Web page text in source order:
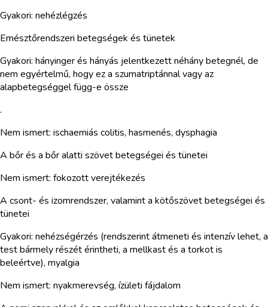
Gyakori: nehézlégzés
Emésztőrendszeri betegségek és tünetek
Gyakori: hányinger és hányás jelentkezett néhány betegnél, de
nem egyértelmű, hogy ez a szumatriptánnal vagy az
alapbetegséggel függ-e össze
.
Nem ismert: ischaemiás colitis, hasmenés, dysphagia
A bőr és a bőr alatti szövet betegségei és tünetei
Nem ismert: fokozott verejtékezés
A csont- és izomrendszer, valamint a kötőszövet betegségei és
tünetei
Gyakori: nehézségérzés (rendszerint átmeneti és intenzív lehet, a
test bármely részét érintheti, a mellkast és a torkot is
beleértve), myalgia
Nem ismert: nyakmerevség, ízületi fájdalom